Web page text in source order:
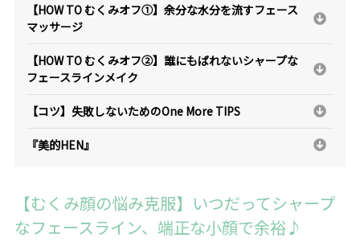
【HOW TO むくみオフ①】余分な水分を流すフェース
マッサージ
【HOW TO むくみオフ②】誰にもばれないシャープな
フェースラインメイク
【コツ】失敗しないためのOne More TIPS
『美的HEN』
【むくみ顔の悩み克服】いつだってシャープ
なフェースライン、端正な小顔で余裕♪